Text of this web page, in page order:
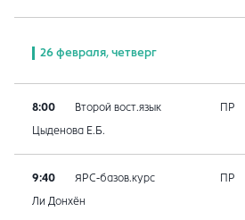
26 февраля, четверг
8:00 Второй вост.язык ПР
Цыденова Е.Б.
9:40 ЯРС-базов.курс ПР
Ли Донхён